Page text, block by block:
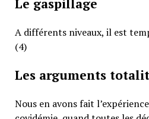
Le gaspillage
A différents niveaux, il est
(4)
Les arguments
Nous en avons fait